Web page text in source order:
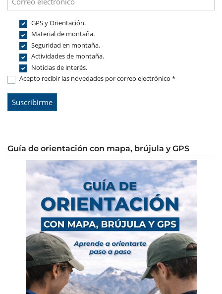
GPS y Orientación.
Material de montaña.
Seguridad en montaña.
Actividades de montaña.
Noticias de interés.
Acepto recibir las novedades por correo electrónico *
Guía de orientación con mapa, brújula y GPS